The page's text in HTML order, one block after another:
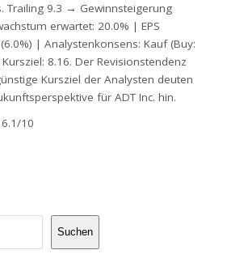
Trailing 9.3 → Gewinnsteigerung
erwartet: 20.0% | EPS
| Analystenkonsens: Kauf (Buy:
8.16. Der Revisionstendenz
Kursziel der Analysten deuten
für ADT Inc. hin.
10
Suchen